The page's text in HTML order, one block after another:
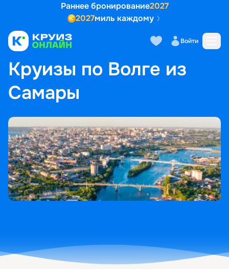
Раннее бронирование2027
2027миль каждому
Войти
ГЛАВНАЯ • ПОПУЛЯРНЫЕ НАПРАВЛЕНИЯ
КРУИЗЫ ПО ВОЛГЕ ИЗ САМАРЫ
Круизы по Волге из
Самары